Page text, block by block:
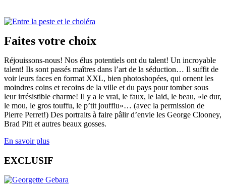
Faites votre choix
Réjouissons-nous! Nos élus potentiels ont du talent! Un incroyable
talent! Ils sont passés maîtres dans l’art de la séduction… Il suffit de
voir leurs faces en format XXL, bien photoshopées, qui ornent les
moindres coins et recoins de la ville et du pays pour tomber sous
leur irrésistible charme! Il y a le vrai, le faux, le laid, le beau, «le dur,
le mou, le gros touffu, le p’tit joufflu»… (avec la permission de
Pierre Perret!) Des portraits à faire pâlir d’envie les George Clooney,
Brad Pitt et autres beaux gosses.
En savoir plus
EXCLUSIF